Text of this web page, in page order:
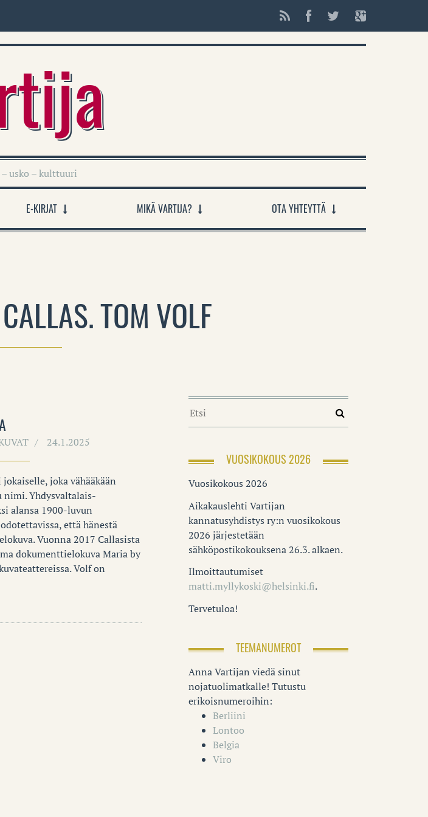
usko – kulttuuri
E-KIRJAT MIKÄ VARTIJA? OTA YHTEYTTÄ
TOM VOLF
24.1.2025
joka vähääkään
nimi. Yhdysvaltalais-
alansa 1900-luvun
että hänestä
Vuonna 2017 Callasista
dokumenttielokuva Maria by
Volf on
VUOSIKOKOUS 2026
Vuosikokous 2026
Aikakauslehti Vartijan
kannatusyhdistys ry:n vuosikokous
2026 järjestetään
sähköpostikokouksena 26.3. alkaen.
Ilmoittautumiset
matti.myllykoski@helsinki.fi.
Tervetuloa!
TEEMANUMEROT
Anna Vartijan viedä sinut
nojatuolimatkalle! Tutustu
erikoisnumeroihin:
Berliini
Lontoo
Belgia
Viro